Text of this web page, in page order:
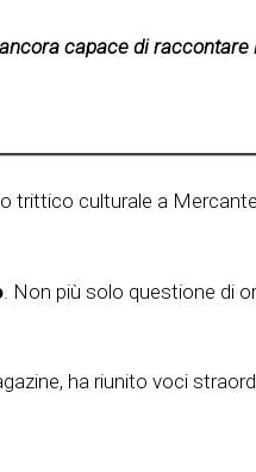
capace di
trittico culturale a
. Non più solo questione di
ha riunito voci